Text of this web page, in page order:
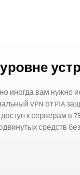
иногда вам нужно
VPN от PIA
к серверам в
средств